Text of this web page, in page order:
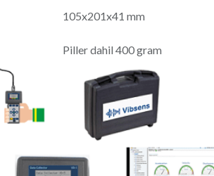
105x201x41 mm
Piller dahil 400 gram